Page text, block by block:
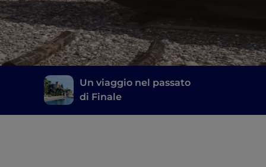
Un viaggio nel passato
di Finale